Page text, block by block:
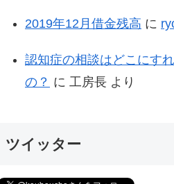
2019年12月借金残高 に
認知症の相談はどこにす
の？ に 工房長 より
ツイッター